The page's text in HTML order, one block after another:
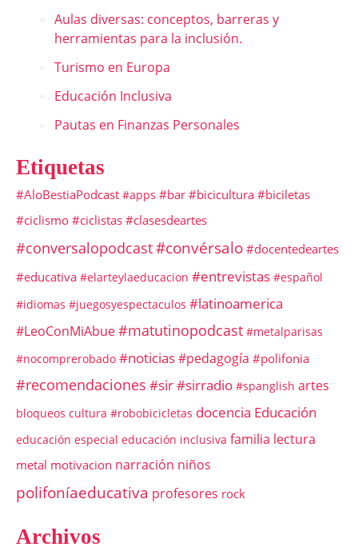
Aulas diversas: conceptos, barreras y
herramientas para la inclusión.
Turismo en Europa
Educación Inclusiva
Pautas en Finanzas Personales
Etiquetas
#AloBestiaPodcast #apps #bar #bicicultura #biciletas
#ciclismo #ciclistas #clasesdeartes
#conversalopodcast#convérsalo #docentedeartes
#educativa #elarteylaeducacion #entrevistas #español
#idiomas #juegosyespectaculos #latinoamerica
#LeoConMiAbue#matutinopodcast #metalparisas
#nocomprerobado #noticias#pedagogía #polifonia
#recomendaciones #sir#sirradio #spanglish artes
bloqueos cultura #robobicicletas docencia Educación
educación especial educación inclusiva familia lectura
metal motivacion narración niños
polifoníaeducativa profesores rock
Archivos